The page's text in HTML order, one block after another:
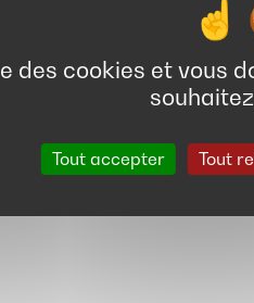
des cookies et vous
Tout accepter Tout